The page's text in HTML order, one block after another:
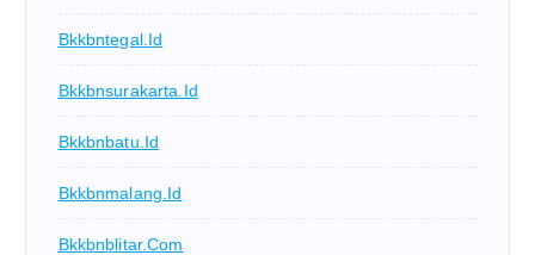
Bkkbntegal.id
Bkkbnsurakarta.id
Bkkbnbatu.id
Bkkbnmalang.id
Bkkbnblitar.com